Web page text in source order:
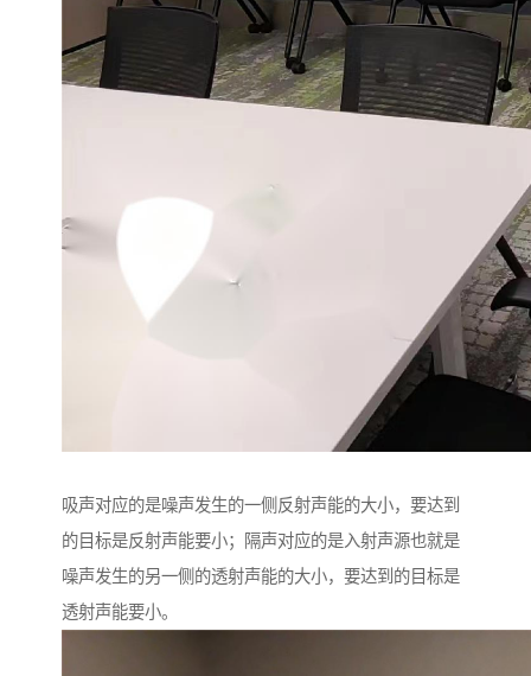
吸声对应的是噪声发生的一侧反射声能的大小，要达到
的目标是反射声能要小；隔声对应的是入射声源也就是
噪声发生的另一侧的透射声能的大小，要达到的目标是
透射声能要小。